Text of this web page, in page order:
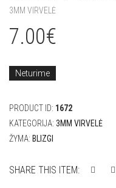
3MM VIRVELĖ
7.00€
Neturime
PRODUCT ID: 1672
KATEGORIJA: 3MM VIRVELĖ
ŽYMA: BLIZGI
SHARE THIS ITEM: